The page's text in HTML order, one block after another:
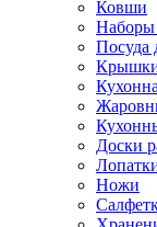
Ковши
Наборы
Посуда
Доски
Ножи